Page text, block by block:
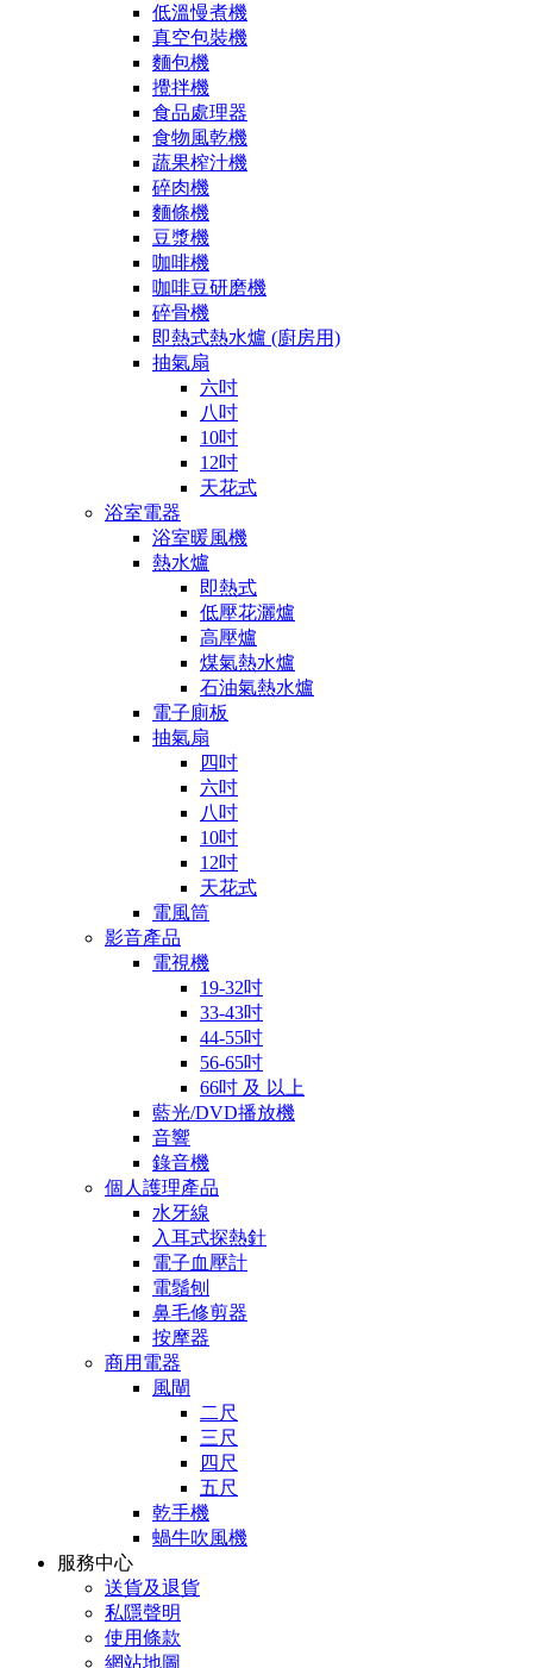
低溫慢煮機
真空包裝機
麵包機
攪拌機
食品處理器
食物風乾機
蔬果榨汁機
碎肉機
麵條機
豆漿機
咖啡機
咖啡豆研磨機
碎骨機
即熱式熱水爐 (廚房用)
抽氣扇
六吋
八吋
10吋
12吋
天花式
浴室電器
浴室暖風機
熱水爐
即熱式
低壓花灑爐
高壓爐
煤氣熱水爐
石油氣熱水爐
電子廁板
抽氣扇
四吋
六吋
八吋
10吋
12吋
天花式
電風筒
影音產品
電視機
19-32吋
33-43吋
44-55吋
56-65吋
66吋 及 以上
藍光/DVD播放機
音響
錄音機
個人護理產品
水牙線
入耳式探熱針
電子血壓計
電鬚刨
鼻毛修剪器
按摩器
商用電器
風閘
二尺
三尺
四尺
五尺
乾手機
蝸牛吹風機
服務中心
送貨及退貨
私隱聲明
使用條款
網站地圖